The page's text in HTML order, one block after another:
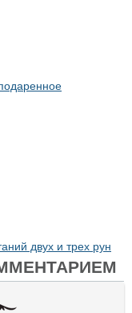
двух и трех рун